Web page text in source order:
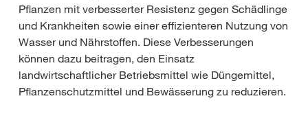
Pflanzen mit verbesserter Resistenz gegen Schädlinge
und Krankheiten sowie einer effizienteren Nutzung von
Wasser und Nährstoffen. Diese Verbesserungen
können dazu beitragen, den Einsatz
landwirtschaftlicher Betriebsmittel wie Düngemittel,
Pflanzenschutzmittel und Bewässerung zu reduzieren.